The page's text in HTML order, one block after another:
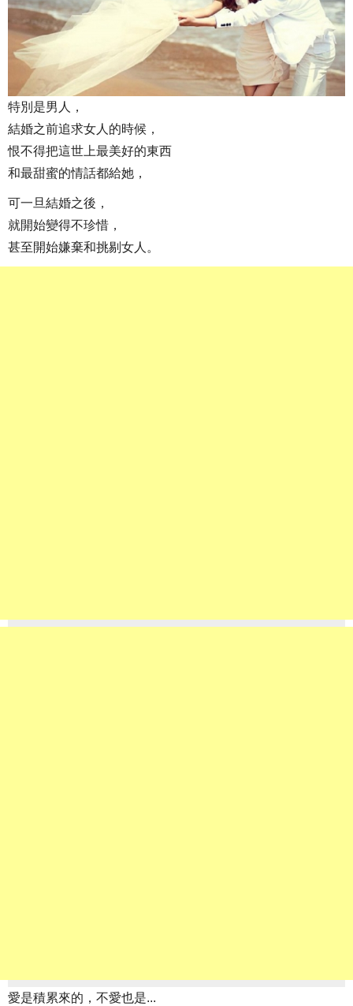
特別是男人，
結婚之前追求女人的時候，
恨不得把這世上最美好的東西
和最甜蜜的情話都給她，
可一旦結婚之後，
就開始變得不珍惜，
甚至開始嫌棄和挑剔女人。
愛是積累來的，不愛也是...